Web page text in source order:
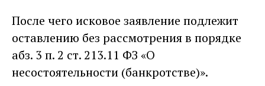
После чего исковое заявление подлежит
оставлению без рассмотрения в порядке
абз. 3 п. 2 ст. 213.11 ФЗ «О
несостоятельности (банкротстве)».